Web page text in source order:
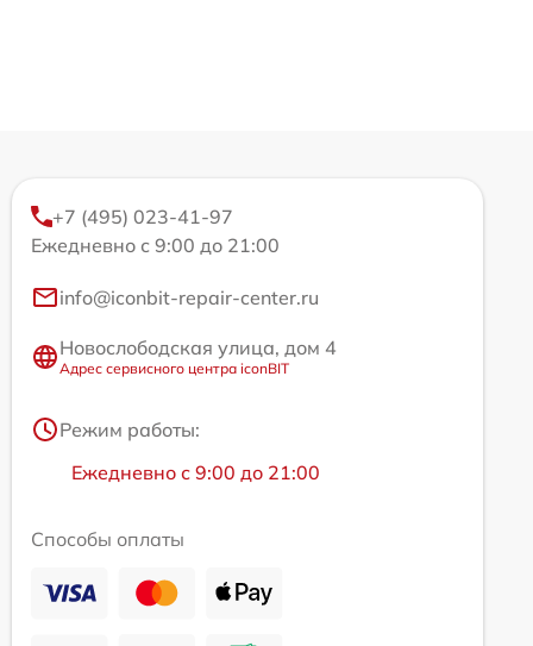
+7 (495) 023-41-97
Ежедневно с 9:00 до 21:00
info@iconbit-repair-center.ru
Новослободская улица, дом 4
Адрес сервисного центра iconBIT
Режим работы:
Ежедневно с 9:00 до 21:00
Способы оплаты